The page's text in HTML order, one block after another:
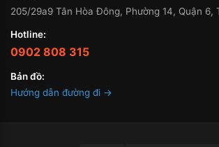
205/29a9 Tân Hòa Đông, Phường 14, Quận 6,
Hotline:
0902 808 315
Bản đồ:
Hướng dẫn đường đi →